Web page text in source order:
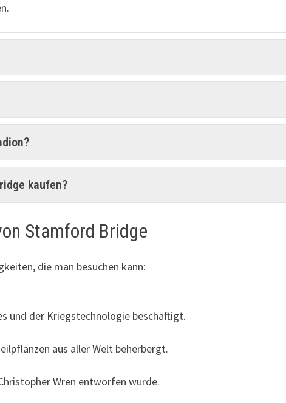
kaufen?
Stamford Bridge
die man besuchen kann:
und der Kriegstechnologie beschäftigt.
aus aller Welt beherbergt.
Wren entworfen wurde.